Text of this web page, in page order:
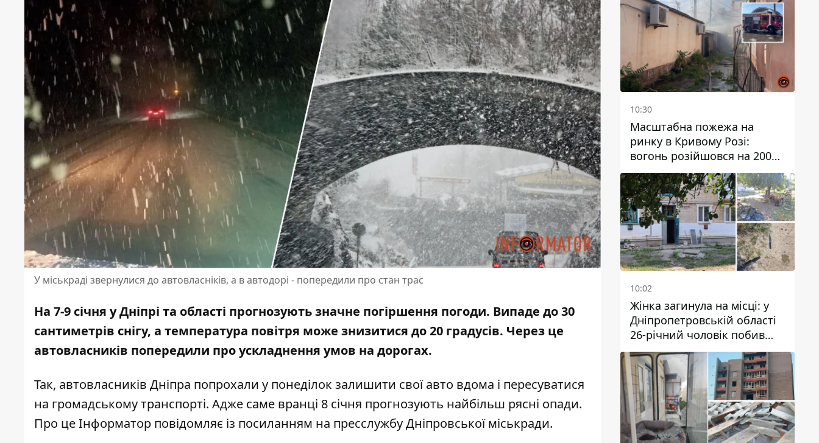
У міськраді звернулися до автовласніків, а в автодорі - попередили про стан трас
На 7-9 січня у Дніпрі та області прогнозують значне погіршення погоди. Випаде до 30
сантиметрів снігу, а температура повітря може знизитися до 20 градусів. Через це
автовласників попередили про ускладнення умов на дорогах.
Так, автовласників Дніпра попрохали у понеділок залишити свої авто вдома і пересуватися
на громадському транспорті. Адже саме вранці 8 січня прогнозують найбільш рясні опади.
Про це Інформатор повідомляє із посиланням на пресслужбу Дніпровської міськради.
10:30
Масштабна пожежа на
ринку в Кривому Розі:
вогонь розійшовся на 200
квадратних метрів
10:02
Жінка загинула на місці: у
Дніпропетровській області
26-річний чоловік побив
трьох людей металевим
предметом